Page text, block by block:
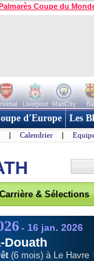
Coupe du
Liverpool ManCity
d'Europe Les
| Calendrier |
Carrière & Sélections
- 16 jan. 2026
Douath
(6 mois) à Le Havre